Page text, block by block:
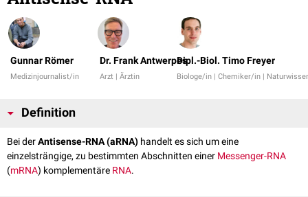
Gunnar Römer
Medizinjournalist/in
Dr. Frank Antwerpes
Arzt | Ärztin
Dipl.-Biol. Timo Freyer
Biologe/in | Chemiker/in |
Definition
Bei derAntisense-RNA(aRNA) handelt es sich um eine
einzelsträngige, zu bestimmten Abschnitten einer Messenger-RNA
(mRNA) komplementäre RNA.